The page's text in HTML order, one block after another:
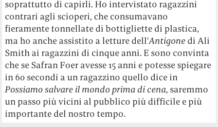
soprattutto di capirli. Ho intervistato ragazzini
contrari agli scioperi, che consumavano
fieramente tonnellate di bottigliette di plastica,
ma ho anche assistito a letture dell’Antigone di Ali
Smith ai ragazzini di cinque anni. E sono convinta
che se Safran Foer avesse 15 anni e potesse spiegare
in 60 secondi a un ragazzino quello dice in
Possiamo salvare il mondo prima di cena, saremmo
un passo più vicini al pubblico più difficile e più
importante del nostro tempo.